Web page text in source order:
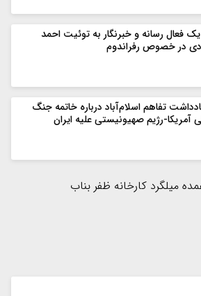
فعال رسانه و خبرنگار به توئیت احمد
در خصوص رفراندوم
تفاهم اسلام‌آباد درباره خاتمه جنگ
آمریکا-رژیم صهیونیستی علیه ایران